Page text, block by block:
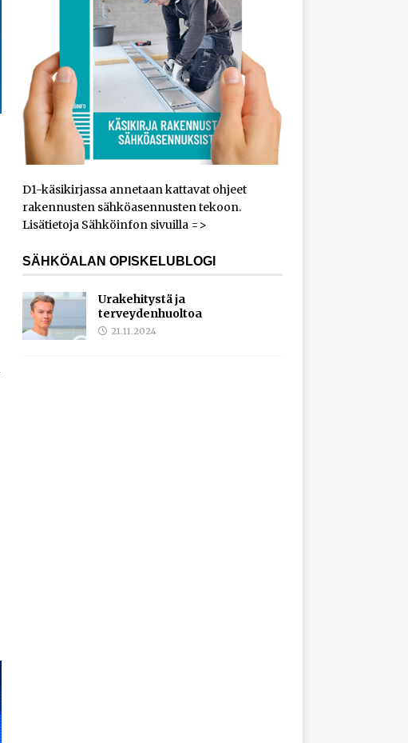
D1-käsikirjassa annetaan kattavat ohjeet
rakennusten sähköasennusten tekoon.
Lisätietoja Sähköinfon sivuilla =>
SÄHKÖALAN OPISKELUBLOGI
Urakehitystä ja
terveydenhuoltoa
21.11.2024